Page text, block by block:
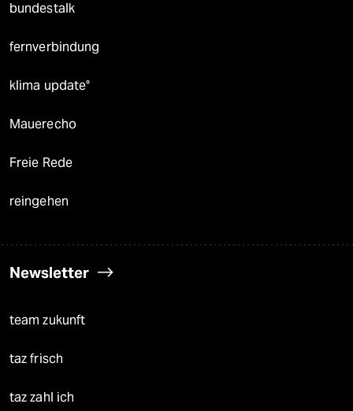
bundestalk
fernverbindung
klima update°
Mauerecho
Freie Rede
reingehen
Newsletter
team zukunft
taz frisch
taz zahl ich